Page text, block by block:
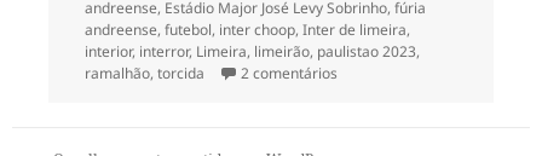
andreense, Estádio Major José Levy Sobrinho, fúria
andreense, futebol, inter choop, Inter de limeira,
interior, interror, Limeira, limeirão, paulistao 2023,
ramalhão, torcida 2 comentáriosem AA Internacional de